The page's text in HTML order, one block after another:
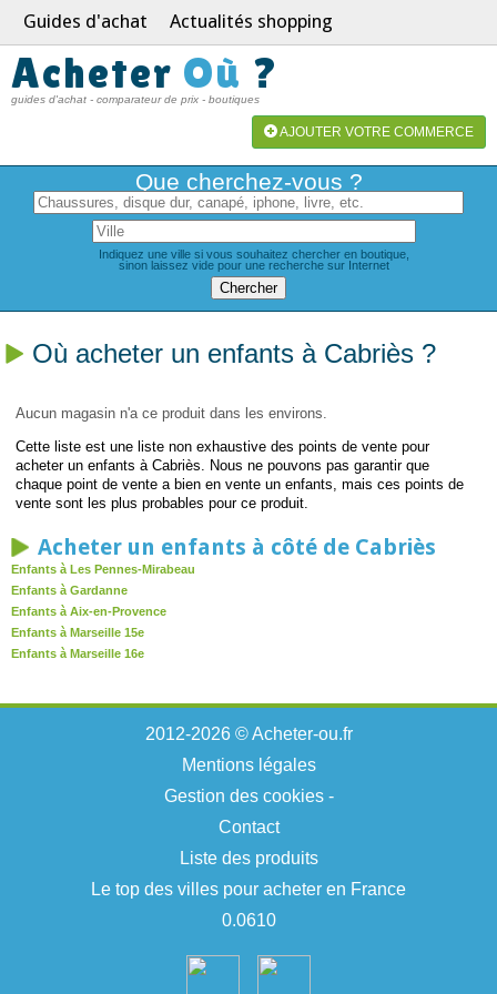
Guides d'achat Actualités shopping
Acheter Où ?
guides d'achat - comparateur de prix - boutiques
AJOUTER VOTRE COMMERCE
Que cherchez-vous ?
Indiquez une ville si vous souhaitez chercher en boutique,
sinon laissez vide pour une recherche sur Internet
Où acheter un enfants à Cabriès ?
Aucun magasin n'a ce produit dans les environs.
Cette liste est une liste non exhaustive des points de vente pour
acheter un enfants à Cabriès. Nous ne pouvons pas garantir que
chaque point de vente a bien en vente un enfants, mais ces points de
vente sont les plus probables pour ce produit.
Acheter un enfants à côté de Cabriès
Enfants à Les Pennes-Mirabeau
Enfants à Gardanne
Enfants à Aix-en-Provence
Enfants à Marseille 15e
Enfants à Marseille 16e
2012-2026 © Acheter-ou.fr
Mentions légales
Gestion des cookies-
Contact
Liste des produits
Le top des villes pour acheter en France
0.0610